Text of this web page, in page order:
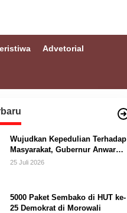
Advetorial
Wujudkan Kepedulian Terhadap
Masyarakat, Gubernur Anwar
Hafid Bangun Jembatan
25 Juli 2026
5000 Paket Sembako di HUT ke-
25 Demokrat di Morowali